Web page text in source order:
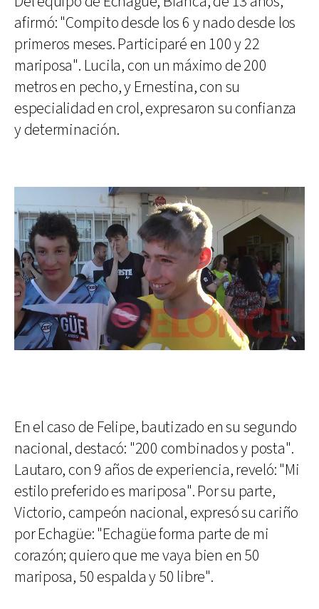
afirmó: "Compito desde los 6 y nado desde los
primeros meses. Participaré en 100 y 22
mariposa". Lucila, con un máximo de 200
metros en pecho, y Ernestina, con su
especialidad en crol, expresaron su confianza
y determinación.
En el caso de Felipe, bautizado en su segundo
nacional, destacó: "200 combinados y posta".
Lautaro, con 9 años de experiencia, reveló: "Mi
estilo preferido es mariposa". Por su parte,
Victorio, campeón nacional, expresó su cariño
por Echagüe: "Echagüe forma parte de mi
corazón; quiero que me vaya bien en 50
mariposa, 50 espalda y 50 libre".